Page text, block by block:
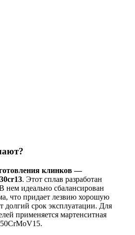
клинков —
. Этот сплав разработан
нем идеально сбалансирован
что придает лезвию хорошую
долгий срок эксплуатации. Для
применяется мартенситная